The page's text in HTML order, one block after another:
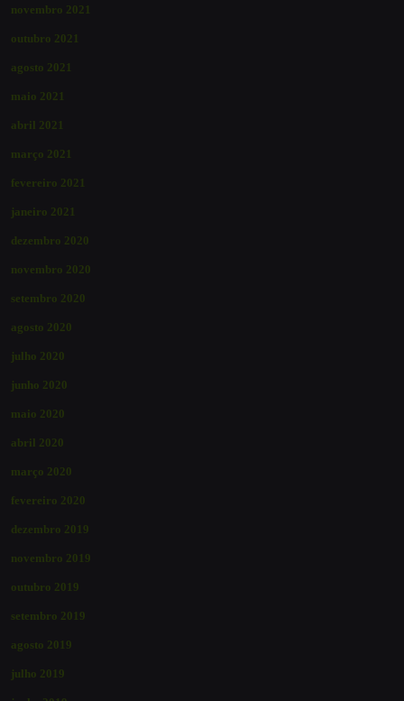
novembro 2021
outubro 2021
agosto 2021
maio 2021
abril 2021
março 2021
fevereiro 2021
janeiro 2021
dezembro 2020
novembro 2020
setembro 2020
agosto 2020
julho 2020
junho 2020
maio 2020
abril 2020
março 2020
fevereiro 2020
dezembro 2019
novembro 2019
outubro 2019
setembro 2019
agosto 2019
julho 2019